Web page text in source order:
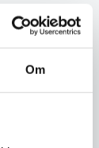
Om
SPAR 30%
kork